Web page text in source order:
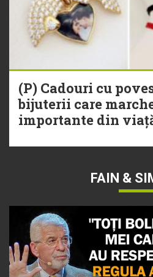
(P) Cadouri cu
bijuterii care
importante din
FAIN &